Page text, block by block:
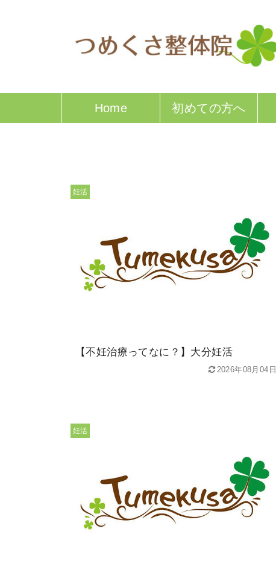
Home 初めての方へ
妊活
【不妊治療ってなに？】大分妊活
2026年08月04日
妊活